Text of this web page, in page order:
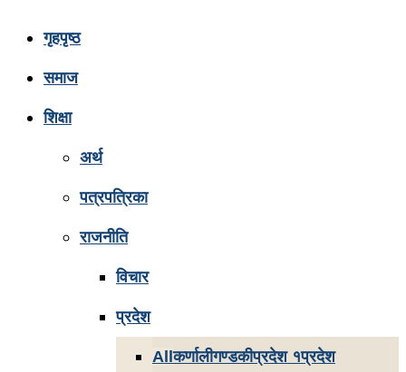
गृहपृष्ठ
समाज
शिक्षा
अर्थ
पत्रपत्रिका
राजनीति
विचार
प्रदेश
Allकर्णालीगण्डकीप्रदेश १प्रदेश